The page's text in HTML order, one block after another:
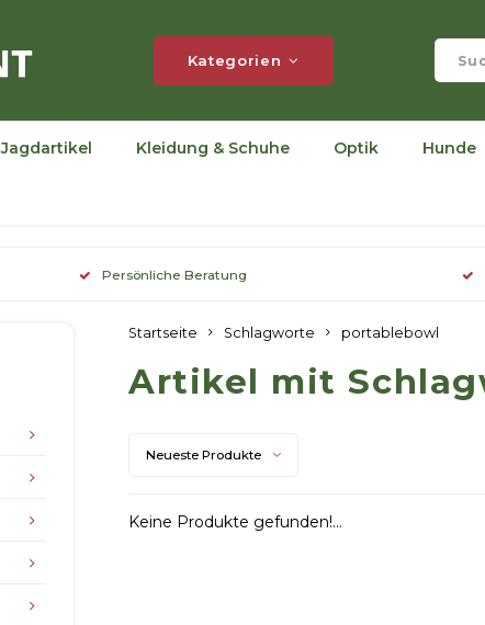
Kategorien
Jagdartikel Kleidung & Schuhe Optik Hunde
Persönliche Beratung
Startseite Schlagworte portablebowl
Artikel mit
Neueste Produkte
Keine Produkte gefunden!...